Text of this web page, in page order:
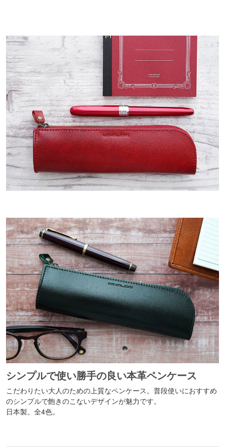
シンプルで使い勝手の良い本革ペンケース
こだわりたい大人のための上質なペンケース。普段使いにおすすめ
のシンプルで飽きのこないデザインが魅力です。
日本製。全4色。